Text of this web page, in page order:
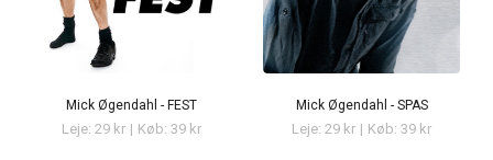
Mick Øgendahl - FEST
Leje: 29 kr | Køb: 39 kr
Mick Øgendahl - SPAS
Leje: 29 kr | Køb: 39 kr